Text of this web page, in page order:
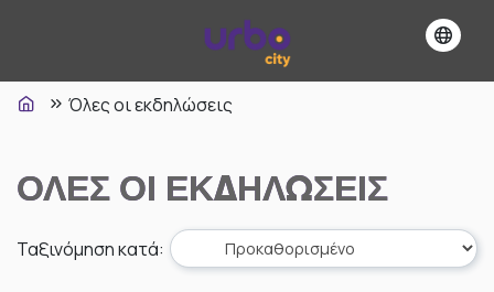
Όλες οι εκδηλώσεις
ΌΛΕΣ ΟΙ ΕΚΔΗΛΏΣΕΙΣ
Ταξινόμηση κατά: